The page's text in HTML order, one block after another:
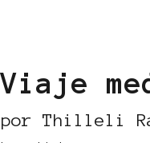
Viaje
por Thilleli